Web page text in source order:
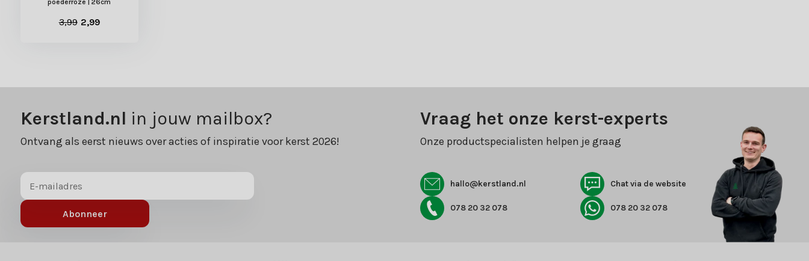
poederroze | 26cm
3,99 2,99
Kerstland.nl in jouw mailbox?
Ontvang als eerst nieuws over acties of inspiratie voor kerst 2026!
Abonneer
Vraag het onze kerst-experts
Onze productspecialisten helpen je graag
hallo@kerstland.nl Chat via de website
078 20 32 078 078 20 32 078